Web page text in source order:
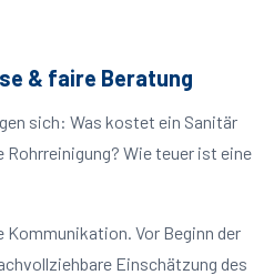
& faire Beratung
sich: Was kostet ein Sanitär
Wie teuer ist eine
Kommunikation. Vor Beginn der
Einschätzung des